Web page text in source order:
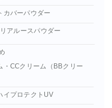
カバーパウダー
アルースパウダー
・CCクリーム（BBクリー
イプロテクトUV